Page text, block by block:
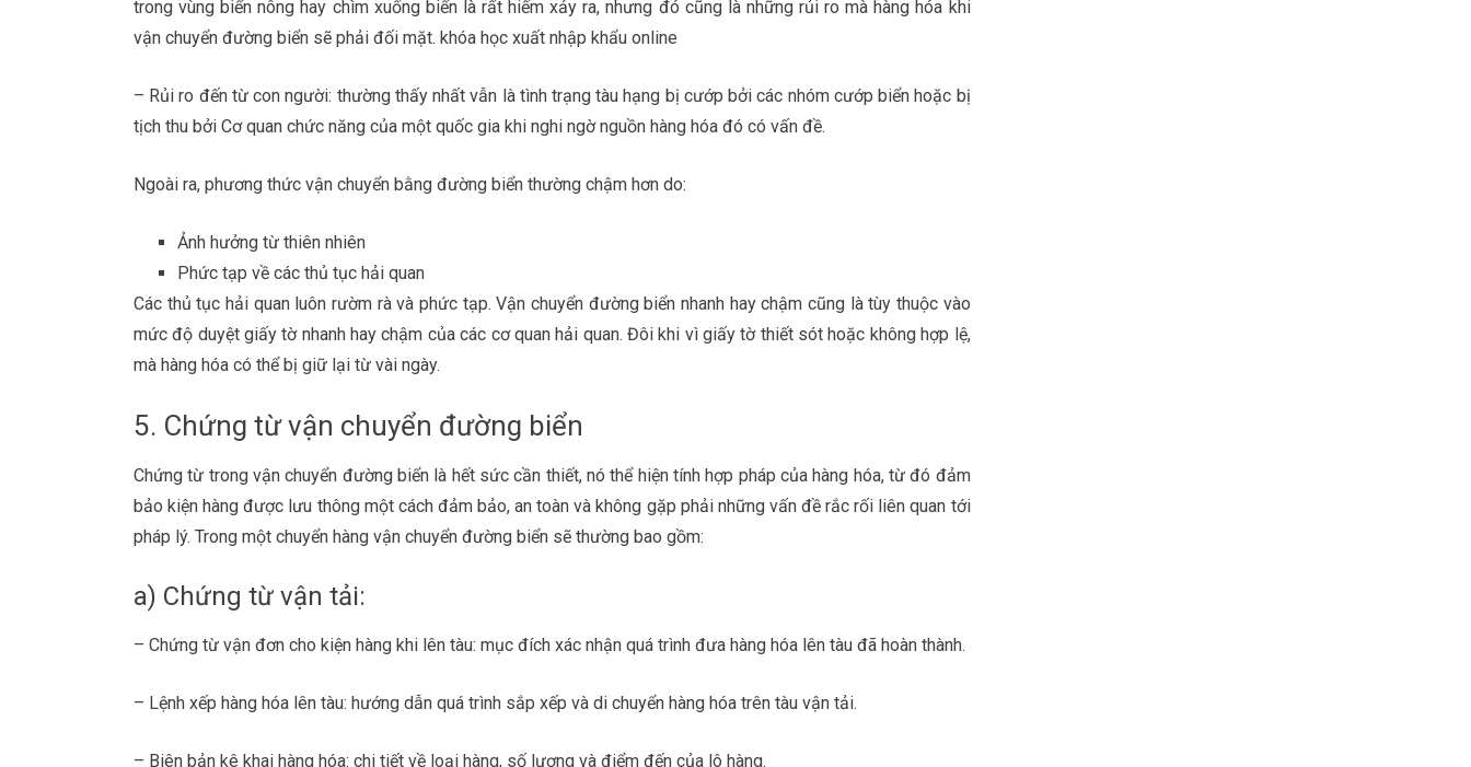
trong vùng biển nông hay chìm xuống biển là rất hiếm xảy ra, nhưng đó cũng là những rủi ro mà hàng hóa khi
vận chuyển đường biển sẽ phải đối mặt. khóa học xuất nhập khẩu online
– Rủi ro đến từ con người: thường thấy nhất vẫn là tình trạng tàu hạng bị cướp bởi các nhóm cướp biển hoặc bị
tịch thu bởi Cơ quan chức năng của một quốc gia khi nghi ngờ nguồn hàng hóa đó có vấn đề.
Ngoài ra, phương thức vận chuyển bằng đường biển thường chậm hơn do:
Ảnh hưởng từ thiên nhiên
Phức tạp về các thủ tục hải quan
Các thủ tục hải quan luôn rườm rà và phức tạp. Vận chuyển đường biển nhanh hay chậm cũng là tùy thuộc vào
mức độ duyệt giấy tờ nhanh hay chậm của các cơ quan hải quan. Đôi khi vì giấy tờ thiết sót hoặc không hợp lệ,
mà hàng hóa có thể bị giữ lại từ vài ngày.
5. Chứng từ vận chuyển đường biển
Chứng từ trong vận chuyển đường biển là hết sức cần thiết, nó thể hiện tính hợp pháp của hàng hóa, từ đó đảm
bảo kiện hàng được lưu thông một cách đảm bảo, an toàn và không gặp phải những vấn đề rắc rối liên quan tới
pháp lý. Trong một chuyển hàng vận chuyển đường biển sẽ thường bao gồm:
a) Chứng từ vận tải:
– Chứng từ vận đơn cho kiện hàng khi lên tàu: mục đích xác nhận quá trình đưa hàng hóa lên tàu đã hoàn thành.
– Lệnh xếp hàng hóa lên tàu: hướng dẫn quá trình sắp xếp và di chuyển hàng hóa trên tàu vận tải.
– Biên bản kê khai hàng hóa: chi tiết về loại hàng, số lượng và điểm đến của lô hàng.